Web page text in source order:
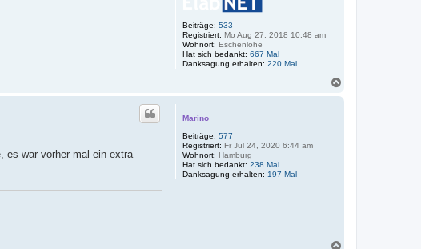
Beiträge: 533
Registriert: Mo Aug 27, 2018 10:48 am
Wohnort: Eschenlohe
Hat sich bedankt: 667 Mal
Danksagung erhalten: 220 Mal
Marino
Beiträge: 577
Registriert: Fr Jul 24, 2020 6:44 am
Wohnort: Hamburg
Hat sich bedankt: 238 Mal
Danksagung erhalten: 197 Mal
es war vorher mal ein extra